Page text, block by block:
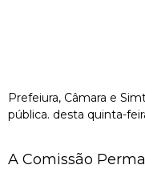
Prefeiura, Câmara e
pública. desta quinta-
A Comissão